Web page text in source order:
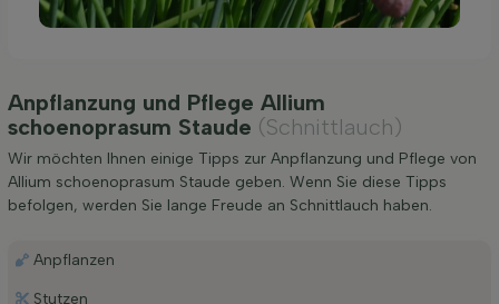
Anpflanzung und Pflege Allium
schoenoprasum Staude (Schnittlauch)
Wir möchten Ihnen einige Tipps zur Anpflanzung und Pflege von
Allium schoenoprasum Staude geben. Wenn Sie diese Tipps
befolgen, werden Sie lange Freude an Schnittlauch haben.
Anpflanzen
Stutzen